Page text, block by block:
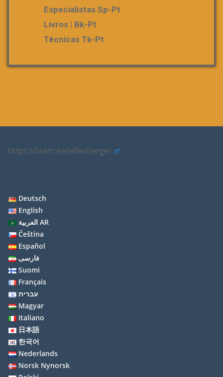
Especialistas Sp-Pt
Livros | Bk-Pt
Técnicas Tk-Pt
https://linktr.ee/ellenberger
Deutsch
English
العربية AR
Čeština
Español
فارسی
Suomi
Français
עברית
Magyar
Italiano
日本語
한국어
Nederlands
Norsk Nynorsk